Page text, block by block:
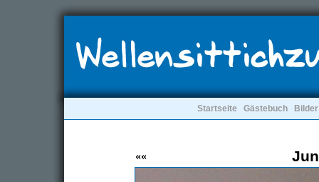
Startseite Gästebuch Bilder
««